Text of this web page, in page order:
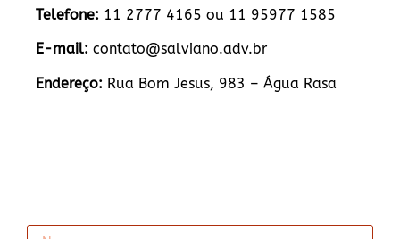
Telefone: 11 2777 4165 ou 11 95977 1585
E-mail: contato@salviano.adv.br
Endereço: Rua Bom Jesus, 983 – Água Rasa